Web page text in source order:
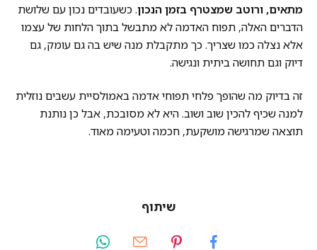
מתאים, ורוטב שמצטרף בזמן הנכון. כשעובדים נכון עם שלושת
הדברים האלה, תפוח האדמה לא מתבשל בתוך הלחות של עצמו
אלא נצלה כמו שצריך. כך מתקבלת מנה שיש בה גם עומק, גם
דיוק וגם תחושה ביתית ונגישה.
זה בדיוק מה שהופך פלחי תפוחי אדמה באמולסיית עשבים נוזלית
למנה שכיף להכין שוב ושוב. היא לא מסובכת, אבל כן נותנת
תוצאה שמרגישה מושקעת, חכמה וטעימה מאוד.
שיתוף